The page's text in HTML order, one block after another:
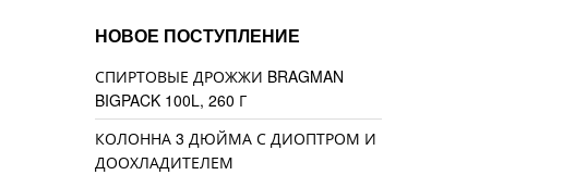
НОВОЕ ПОСТУПЛЕНИЕ
СПИРТОВЫЕ ДРОЖЖИ BRAGMAN
BIGPACK 100L, 260 Г
КОЛОННА 3 ДЮЙМА С ДИОПТРОМ И
ДООХЛАДИТЕЛЕМ